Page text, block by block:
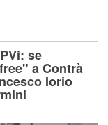
se
a Contrà
Iorio